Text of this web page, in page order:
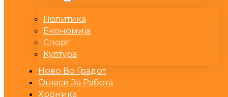
Политика
Економија
Спорт
Култура
Ново Во Градот
Огласи За Работа
Хроника